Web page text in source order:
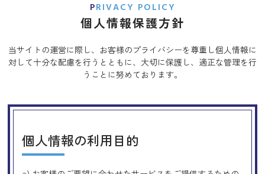
PRIVACY POLICY
個人情報保護方針
当サイトの運営に際し、お客様のプライバシーを尊重し個人情報に
対して十分な配慮を行うとともに、 大切に保護し、適正な管理を行
うことに努めております。
個人情報の利用目的